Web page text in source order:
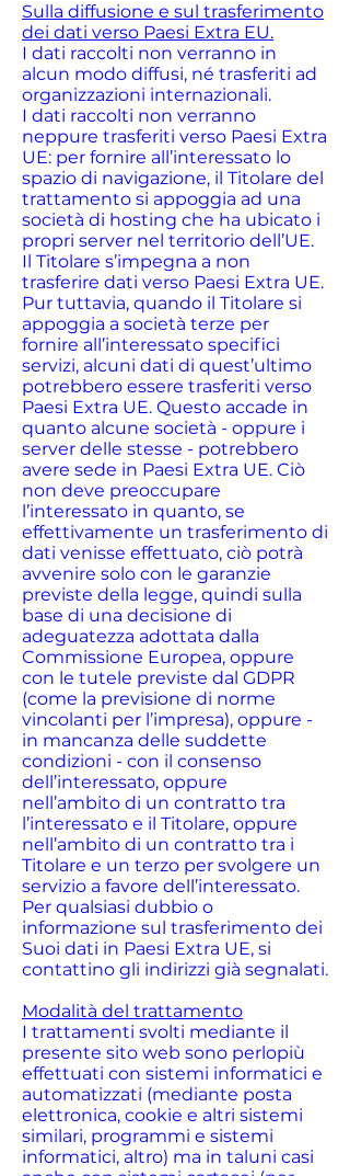
Sulla diffusione e sul trasferimento
dei dati verso Paesi Extra EU.
I dati raccolti non verranno in
alcun modo diffusi, né trasferiti ad
organizzazioni internazionali.
I dati raccolti non verranno
neppure trasferiti verso Paesi Extra
UE: per fornire all’interessato lo
spazio di navigazione, il Titolare del
trattamento si appoggia ad una
società di hosting che ha ubicato i
propri server nel territorio dell’UE.
Il Titolare s’impegna a non
trasferire dati verso Paesi Extra UE.
Pur tuttavia, quando il Titolare si
appoggia a società terze per
fornire all’interessato specifici
servizi, alcuni dati di quest’ultimo
potrebbero essere trasferiti verso
Paesi Extra UE. Questo accade in
quanto alcune società - oppure i
server delle stesse - potrebbero
avere sede in Paesi Extra UE. Ciò
non deve preoccupare
l’interessato in quanto, se
effettivamente un trasferimento di
dati venisse effettuato, ciò potrà
avvenire solo con le garanzie
previste della legge, quindi sulla
base di una decisione di
adeguatezza adottata dalla
Commissione Europea, oppure
con le tutele previste dal GDPR
(come la previsione di norme
vincolanti per l’impresa), oppure -
in mancanza delle suddette
condizioni - con il consenso
dell’interessato, oppure
nell’ambito di un contratto tra
l’interessato e il Titolare, oppure
nell’ambito di un contratto tra i
Titolare e un terzo per svolgere un
servizio a favore dell’interessato.
Per qualsiasi dubbio o
informazione sul trasferimento dei
Suoi dati in Paesi Extra UE, si
contattino gli indirizzi già segnalati.
Modalità del trattamento
I trattamenti svolti mediante il
presente sito web sono perlopiù
effettuati con sistemi informatici e
automatizzati (mediante posta
elettronica, cookie e altri sistemi
similari, programmi e sistemi
informatici, altro) ma in taluni casi